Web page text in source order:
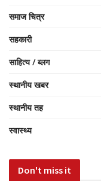
समाज चित्र
सहकारी
साहित्य / ब्लग
स्थानीय खबर
स्थानीय तह
स्वास्थ्य
Don't miss it